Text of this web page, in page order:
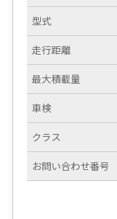
型式
走行距離
最大積載量
車検
クラス
お問い合わせ番号